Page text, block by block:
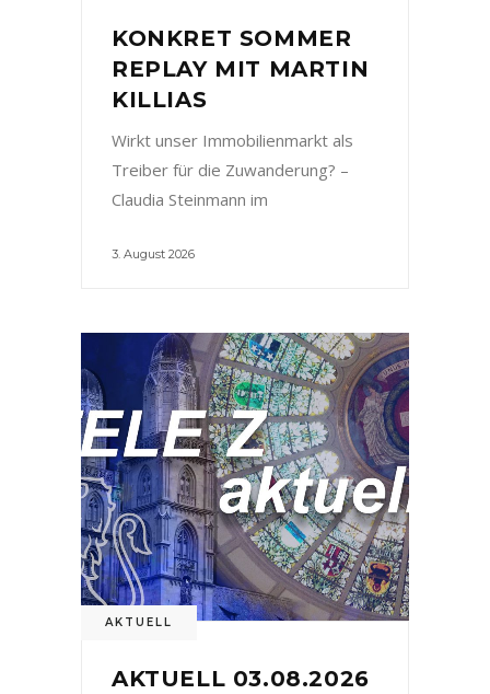
KONKRET SOMMER
REPLAY MIT MARTIN
KILLIAS
Wirkt unser Immobilienmarkt als
Treiber für die Zuwanderung? –
Claudia Steinmann im
3. August 2026
AKTUELL
AKTUELL 03.08.2026